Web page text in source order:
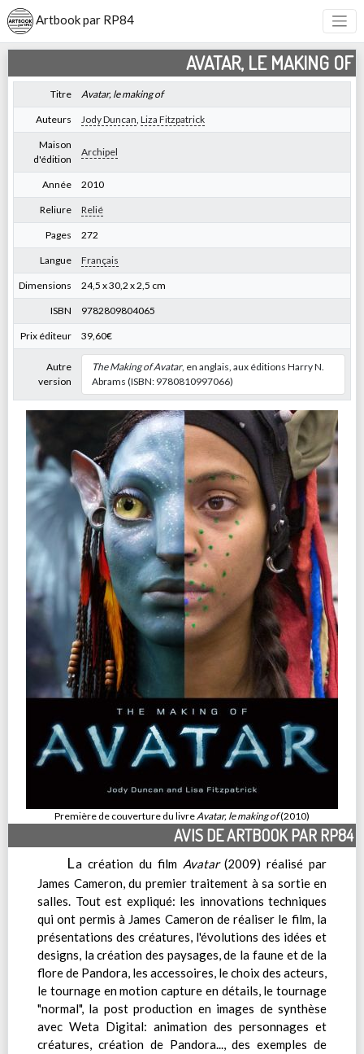
Artbook par RP84
AVATAR, LE MAKING OF
Titre Avatar, le making of
Auteurs Jody Duncan, Liza Fitzpatrick
Maison
d'édition
Archipel
Année 2010
Reliure Relié
Pages 272
Langue Français
Dimensions 24,5 x 30,2 x 2,5 cm
ISBN 9782809804065
Prix éditeur 39,60€
Autre
version
The Making of Avatar, en anglais, aux éditions Harry N.
Abrams (ISBN: 9780810997066)
Première de couverture du livreAvatar, le making of(2010)
AVIS DE ARTBOOK PAR RP84
La création du film Avatar(2009) réalisé par
James Cameron, du premier traitement à sa sortie en
salles. Tout est expliqué: les innovations techniques
qui ont permis à James Cameron de réaliser le film, la
présentations des créatures, l'évolutions des idées et
designs, la création des paysages, de la faune et de la
flore de Pandora, les accessoires, le choix des acteurs,
le tournage en motion capture en détails, le tournage
"normal", la post production en images de synthèse
avec Weta Digital: animation des personnages et
créatures, création de Pandora..., des exemples de